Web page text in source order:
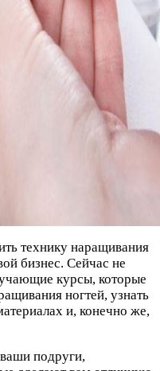
технику наращивания
бизнес. Сейчас не
курсы, которые
ногтей, узнать
и, конечно же,
подруги,